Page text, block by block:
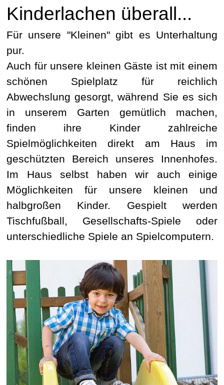
Kinderlachen überall...
Für unsere "Kleinen" gibt es Unterhaltung
pur.
Auch für unsere kleinen Gäste ist mit einem
schönen Spielplatz für reichlich
Abwechslung gesorgt, während Sie es sich
in unserem Garten gemütlich machen,
finden ihre Kinder zahlreiche
Spielmöglichkeiten direkt am Haus im
geschützten Bereich unseres Innenhofes.
Im Haus selbst haben wir auch einige
Möglichkeiten für unsere kleinen und
halbgroßen Kinder. Gespielt werden
Tischfußball, Gesellschafts-Spiele oder
unterschiedliche Spiele an Spielcomputern.